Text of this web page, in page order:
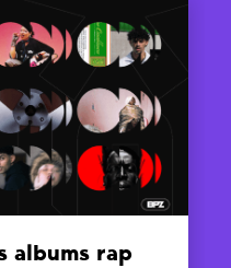
albums rap